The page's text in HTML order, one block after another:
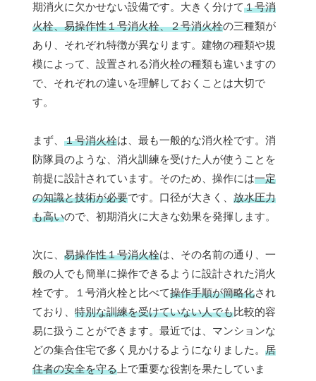
期消火に欠かせない設備です。大きく分けて１号消
火栓、易操作性１号消火栓、２号消火栓の三種類が
あり、それぞれ特徴が異なります。建物の種類や規
模によって、設置される消火栓の種類も違いますの
で、それぞれの違いを理解しておくことは大切で
す。
まず、 １号消火栓は、最も一般的な消火栓です。消
防隊員のような、消火訓練を受けた人が使うことを
前提に設計されています。そのため、操作には一定
の知識と技術が必要です。口径が大きく、 放水圧力
も高いので、初期消火に大きな効果を発揮します。
次に、 易操作性１号消火栓は、その名前の通り、一
般の人でも簡単に操作できるように設計された消火
栓です。１号消火栓と比べて操作手順が簡略化され
ており、 特別な訓練を受けていない人でも比較的容
易に扱うことができます。最近では、マンションな
どの集合住宅で多く見かけるようになりました。 居
住者の安全を守る 上で重要な役割を果たしていま